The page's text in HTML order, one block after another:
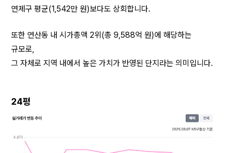
연제구 평균(1,542만 원)보다도 상회합니다.
또한 연산동 내 시가총액 2위(총 9,588억 원)에 해당하는
규모로,
그 자체로 지역 내에서 높은 가치가 반영된 단지라는 의미입니다.
24평